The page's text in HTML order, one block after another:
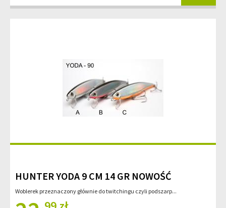
HUNTER YODA 9 CM 14 GR NOWOŚĆ
Woblerek przeznaczony głównie do twitchingu czyli podszarp...